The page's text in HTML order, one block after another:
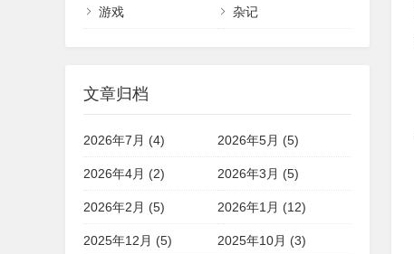
游戏 杂记
文章归档
2026年7月 (4) 2026年5月 (5)
2026年4月 (2) 2026年3月 (5)
2026年2月 (5) 2026年1月 (12)
2025年12月 (5) 2025年10月 (3)